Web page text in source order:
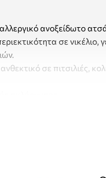
ανοξείδωτο
σε νικέλιο,
σε πιτσιλιές,